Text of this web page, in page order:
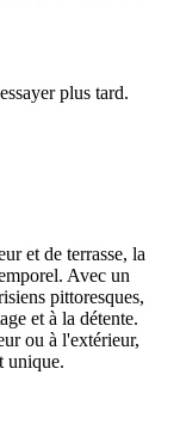
plus tard.
et de terrasse, la
Avec un
pittoresques,
et à la détente.
ou à l'extérieur,
unique.